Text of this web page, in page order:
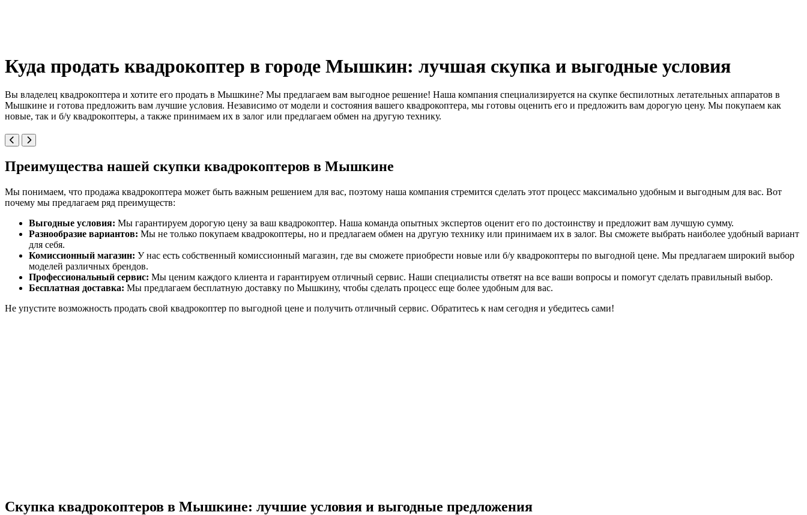
Куда продать квадрокоптер в городе Мышкин: лучшая скупка и выгодные условия
Вы владелец квадрокоптера и хотите его продать в Мышкине? Мы предлагаем вам выгодное решение! Наша компания специализируется на скупке беспилотных летательных аппаратов в
Мышкине и готова предложить вам лучшие условия. Независимо от модели и состояния вашего квадрокоптера, мы готовы оценить его и предложить вам дорогую цену. Мы покупаем как
новые, так и б/у квадрокоптеры, а также принимаем их в залог или предлагаем обмен на другую технику.
Преимущества нашей скупки квадрокоптеров в Мышкине
Мы понимаем, что продажа квадрокоптера может быть важным решением для вас, поэтому наша компания стремится сделать этот процесс максимально удобным и выгодным для вас. Вот
почему мы предлагаем ряд преимуществ:
Выгодные условия: Мы гарантируем дорогую цену за ваш квадрокоптер. Наша команда опытных экспертов оценит его по достоинству и предложит вам лучшую сумму.
Разнообразие вариантов: Мы не только покупаем квадрокоптеры, но и предлагаем обмен на другую технику или принимаем их в залог. Вы сможете выбрать наиболее удобный вариант
для себя.
Комиссионный магазин: У нас есть собственный комиссионный магазин, где вы сможете приобрести новые или б/у квадрокоптеры по выгодной цене. Мы предлагаем широкий выбор
моделей различных брендов.
Профессиональный сервис: Мы ценим каждого клиента и гарантируем отличный сервис. Наши специалисты ответят на все ваши вопросы и помогут сделать правильный выбор.
Бесплатная доставка: Мы предлагаем бесплатную доставку по Мышкину, чтобы сделать процесс еще более удобным для вас.
Не упустите возможность продать свой квадрокоптер по выгодной цене и получить отличный сервис. Обратитесь к нам сегодня и убедитесь сами!
Скупка квадрокоптеров в Мышкине: лучшие условия и выгодные предложения